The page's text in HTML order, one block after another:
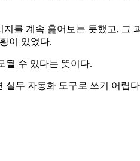
를 계속 훑어보는 듯했고,
이 있었다.
될 수 있다는 뜻이다.
실무 자동화 도구로 쓰기 어렵